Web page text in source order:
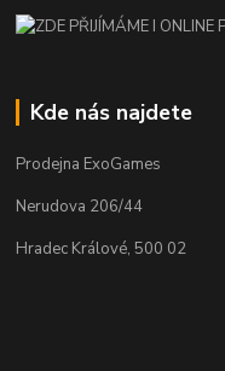
Kde nás najdete
Prodejna ExoGames
Nerudova 206/44
Hradec Králové, 500 02